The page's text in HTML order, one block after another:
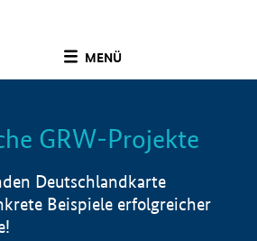
MENÜ
Info
GRW-Projekte
Deutschlandkarte
Beispiele erfolgreicher